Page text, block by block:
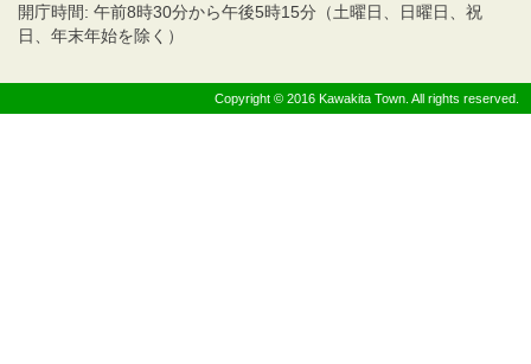
開庁時間: 午前8時30分から午後5時15分（土曜日、日曜日、祝
日、年末年始を除く）
Copyright © 2016 Kawakita Town. All rights reserved.